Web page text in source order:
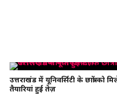
उत्तराखंड में यूनिवर्सिटी के छात्रों को
तैयारियां हुई तेज़